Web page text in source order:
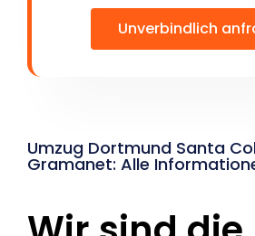
Unverbindlich
Umzug Dortmund Santa
Gramanet: Alle